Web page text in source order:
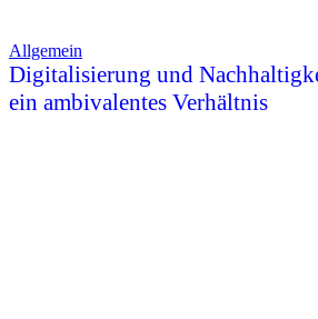
Allgemein
Digitalisierung und
ein ambivalentes Verhältnis